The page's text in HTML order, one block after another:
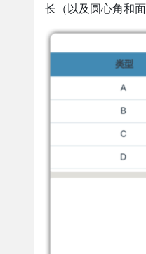
长（以及圆心角和